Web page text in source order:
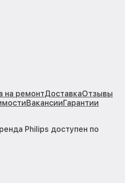
на ремонтДоставкаОтзывы
ВакансииГарантии
Philips доступен по